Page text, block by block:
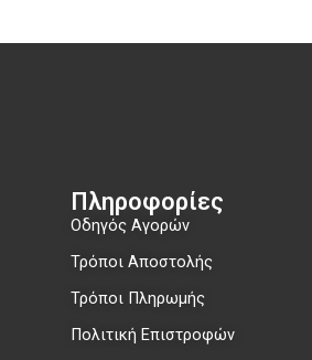
Πληροφορίες
Οδηγός Αγορών
Τρόποι Αποστολής
Τρόποι Πληρωμής
Πολιτική Επιστροφών